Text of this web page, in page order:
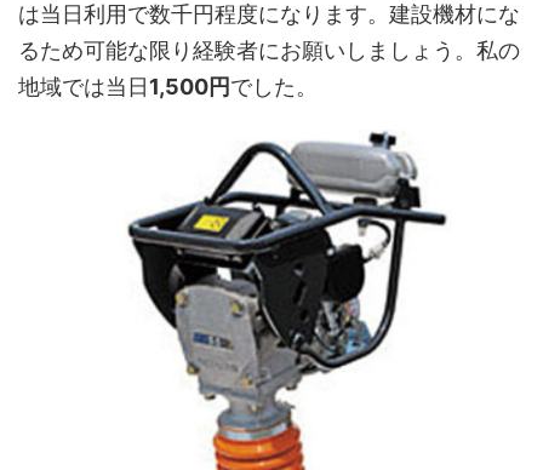
は当日利用で数千円程度になります。建設機材にな
るため可能な限り経験者にお願いしましょう。私の
地域では当日1,500円でした。